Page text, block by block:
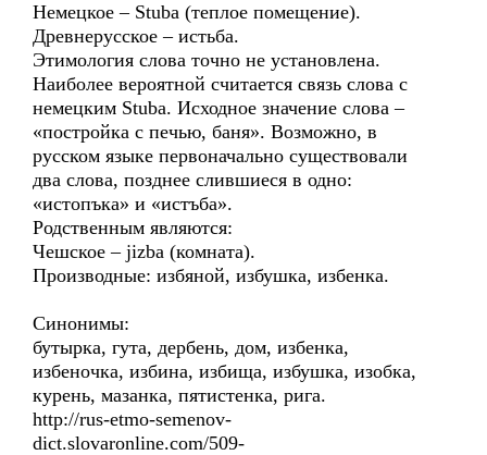
Немецкое – Stuba (теплое помещение).
Древнерусское – истьба.
Этимология слова точно не установлена.
Наиболее вероятной считается связь слова с
немецким Stuba. Исходное значение слова –
«постройка с печью, баня». Возможно, в
русском языке первоначально существовали
два слова, позднее слившиеся в одно:
«истопъка» и «истъба».
Родственным являются:
Чешское – jizba (комната).
Производные: избяной, избушка, избенка.
Синонимы:
бутырка, гута, дербень, дом, избенка,
избеночка, избина, избища, избушка, изобка,
курень, мазанка, пятистенка, рига.
http://rus-etmo-semenov-
dict.slovaronline.com/509-